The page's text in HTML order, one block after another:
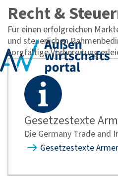
Recht &
Für einen erfolgreichen
und steuerlichen
sorgfältige Vorbereitung
Gesetzestexte
Die Germany Trade and
Gesetzestexte